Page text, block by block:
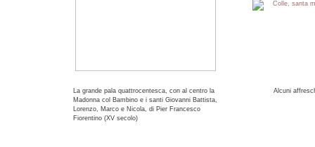
La grande pala quattrocentesca, con al centro la
Madonna col Bambino e i santi Giovanni Battista,
Lorenzo, Marco e Nicola, di Pier Francesco
Fiorentino (XV secolo)
Alcuni